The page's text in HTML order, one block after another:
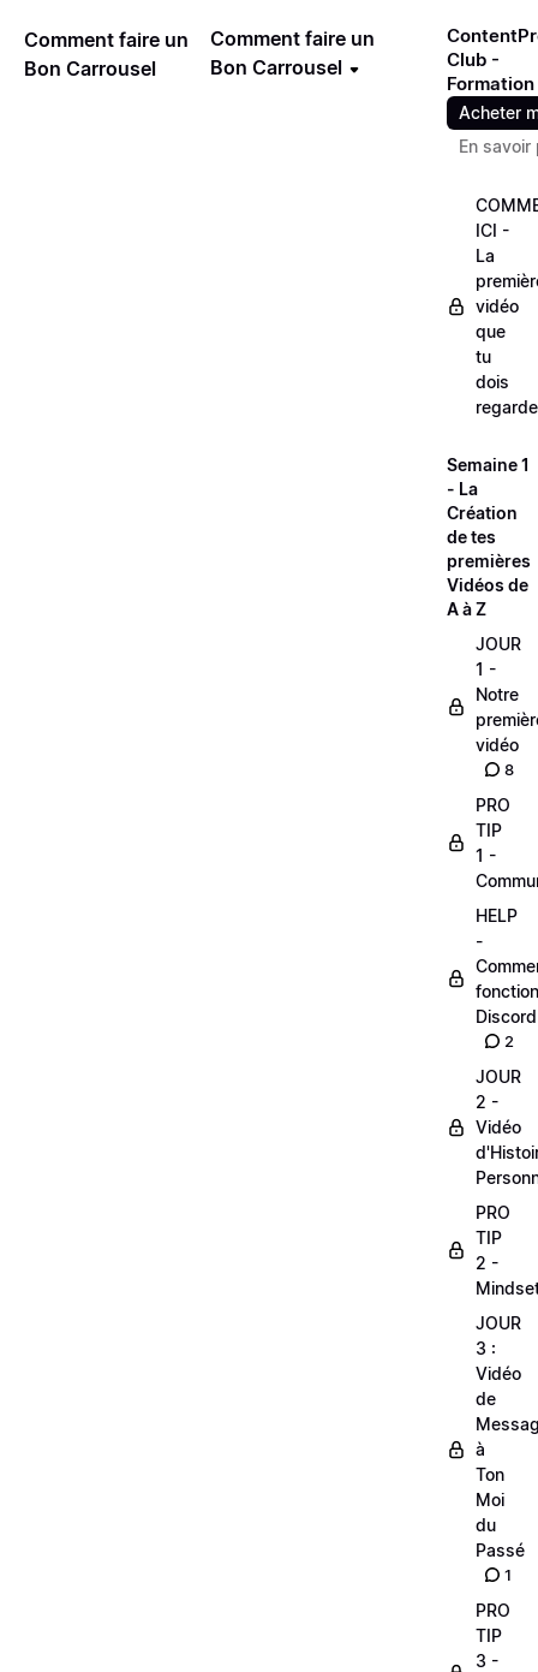
Comment faire un
Bon Carrousel
Comment faire un
Bon Carrousel
Club -
Formation
Acheter
En savoir
ICI -
La
vidéo
que
tu
dois
Semaine 1
- La
Création
de tes
premières
Vidéos de
A à Z
JOUR
1 -
Notre
vidéo
8
PRO
TIP
1 -
HELP
-
Discord
2
JOUR
2 -
Vidéo
PRO
TIP
2 -
JOUR
3 :
Vidéo
de
à
Ton
Moi
du
Passé
1
PRO
TIP
3 -